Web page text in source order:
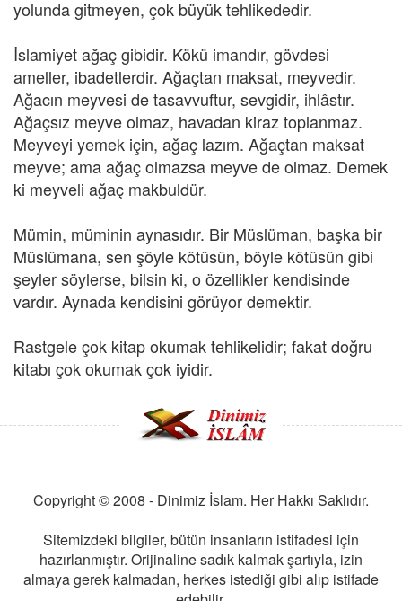
yolunda gitmeyen, çok büyük tehlikededir.
İslamiyet ağaç gibidir. Kökü imandır, gövdesi
ameller, ibadetlerdir. Ağaçtan maksat, meyvedir.
Ağacın meyvesi de tasavvuftur, sevgidir, ihlâstır.
Ağaçsız meyve olmaz, havadan kiraz toplanmaz.
Meyveyi yemek için, ağaç lazım. Ağaçtan maksat
meyve; ama ağaç olmazsa meyve de olmaz. Demek
ki meyveli ağaç makbuldür.
Mümin, müminin aynasıdır. Bir Müslüman, başka bir
Müslümana, sen şöyle kötüsün, böyle kötüsün gibi
şeyler söylerse, bilsin ki, o özellikler kendisinde
vardır. Aynada kendisini görüyor demektir.
Rastgele çok kitap okumak tehlikelidir; fakat doğru
kitabı çok okumak çok iyidir.
Copyright © 2008 - Dinimiz İslam. Her Hakkı Saklıdır.
Sitemizdeki bilgiler, bütün insanların istifadesi için
hazırlanmıştır. Orijinaline sadık kalmak şartıyla, izin
almaya gerek kalmadan, herkes istediği gibi alıp istifade